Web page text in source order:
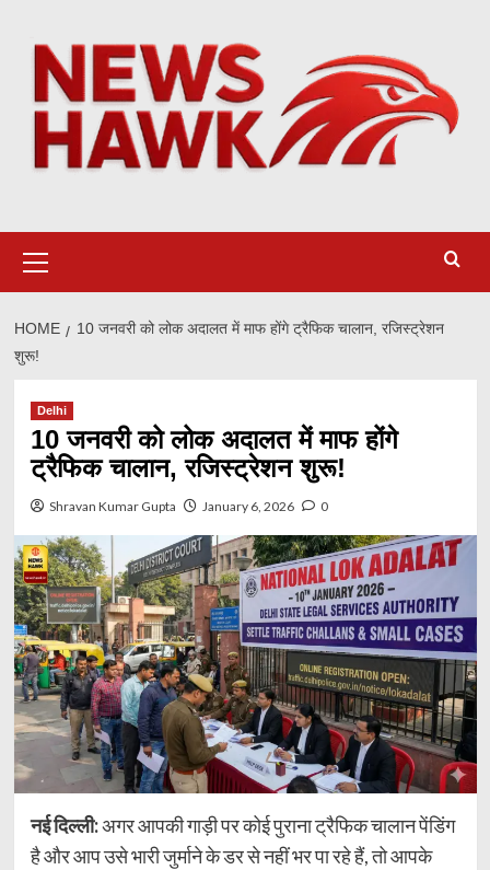
content
Menu
HOME
10 जनवरी को लोक अदालत में माफ होंगे ट्रैफिक चालान, रजिस्ट्रेशन
शुरू!
Delhi
10 जनवरी को लोक अदालत में माफ होंगे
ट्रैफिक चालान, रजिस्ट्रेशन शुरू!
Shravan Kumar Gupta January 6, 2026 0
नई दिल्ली:अगर आपकी गाड़ी पर कोई पुराना ट्रैफिक चालान पेंडिंग
है और आप उसे भारी जुर्माने के डर से नहीं भर पा रहे हैं, तो आपके